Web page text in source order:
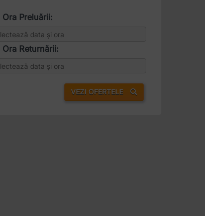
Ora Preluării:
Ora Returnării:
VEZI OFERTELE